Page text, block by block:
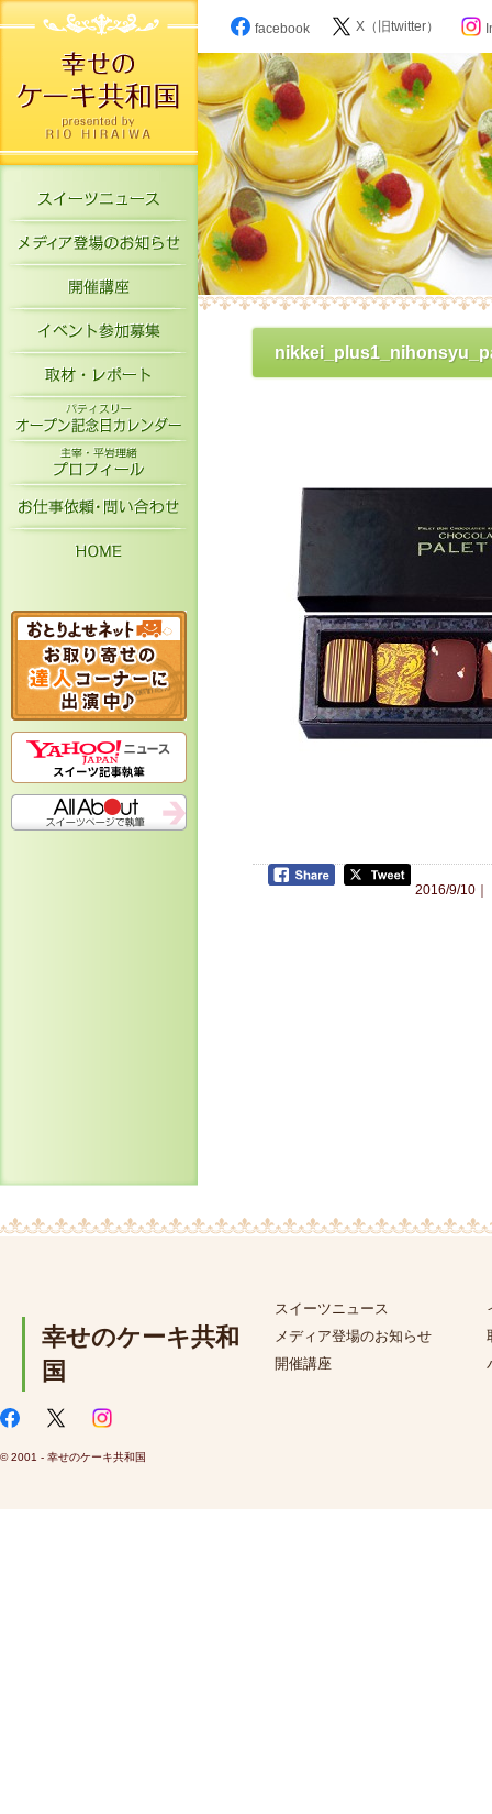
スイーツニュース
メディア登場のお知らせ
開催講座
イベント参加募集
お仕事依頼・お問い合わせ
facebook X（旧twitter）
2016/9/10｜
幸せのケーキ共和
国
スイーツニュース
メディア登場のお知らせ
開催講座
© 2001 - 幸せのケーキ共和国